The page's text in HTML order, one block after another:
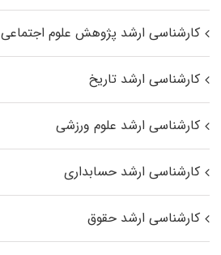
کارشناسی ارشد پژوهش علوم اجتماعی
کارشناسی ارشد تاریخ
کارشناسی ارشد علوم ورزشی
کارشناسی ارشد حسابداری
کارشناسی ارشد حقوق